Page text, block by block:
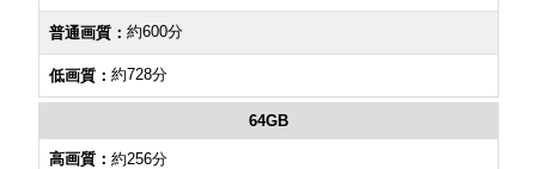
約600分
約728分
64GB
約256分